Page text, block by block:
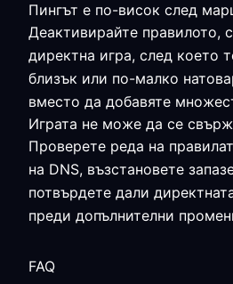
Пингът е по-висок след
Деактивирайте правилото,
директна игра, след което
близък или по-малко
вместо да добавяте
Играта не може да се
Проверете реда на
на DNS, възстановете
потвърдете дали
преди допълнителни
FAQ